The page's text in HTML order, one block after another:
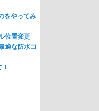
をやってみ
位置変更
適な防水コ